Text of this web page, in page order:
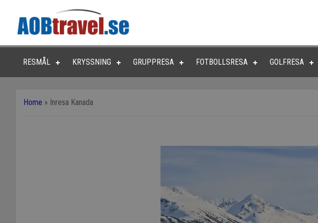
RESMÅL KRYSSNING GRUPPRESA FOTBOLLSRESA GOLFRESA
Home » Inresa Kanada